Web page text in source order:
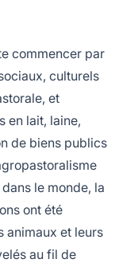
commencer par
culturels
et
en lait, laine,
de biens publics
le monde, la
ont été
animaux et leurs
au fil de